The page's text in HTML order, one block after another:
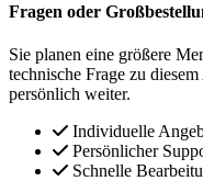
Fragen oder
Sie planen eine größere
technische Frage zu
persönlich weiter.
Individuelle
Persönlicher
Schnelle